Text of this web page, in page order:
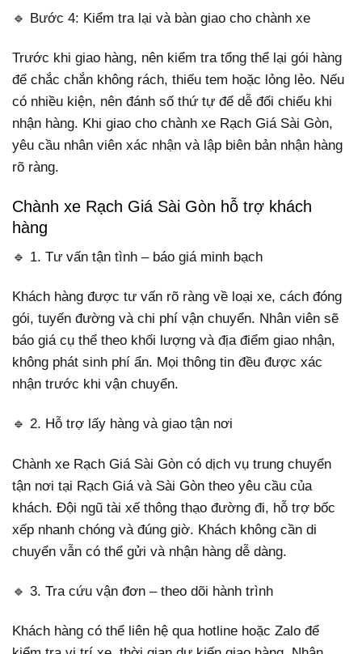
🔹 Bước 4: Kiểm tra lại và bàn giao cho chành xe
Trước khi giao hàng, nên kiểm tra tổng thể lại gói hàng
để chắc chắn không rách, thiếu tem hoặc lỏng lẻo. Nếu
có nhiều kiện, nên đánh số thứ tự để dễ đối chiếu khi
nhận hàng. Khi giao cho chành xe Rạch Giá Sài Gòn,
yêu cầu nhân viên xác nhận và lập biên bản nhận hàng
rõ ràng.
Chành xe Rạch Giá Sài Gòn hỗ trợ khách
hàng
🔹 1. Tư vấn tận tình – báo giá minh bạch
Khách hàng được tư vấn rõ ràng về loại xe, cách đóng
gói, tuyến đường và chi phí vận chuyển. Nhân viên sẽ
báo giá cụ thể theo khối lượng và địa điểm giao nhận,
không phát sinh phí ẩn. Mọi thông tin đều được xác
nhận trước khi vận chuyển.
🔹 2. Hỗ trợ lấy hàng và giao tận nơi
Chành xe Rạch Giá Sài Gòn có dịch vụ trung chuyển
tận nơi tại Rạch Giá và Sài Gòn theo yêu cầu của
khách. Đội ngũ tài xế thông thạo đường đi, hỗ trợ bốc
xếp nhanh chóng và đúng giờ. Khách không cần di
chuyển vẫn có thể gửi và nhận hàng dễ dàng.
🔹 3. Tra cứu vận đơn – theo dõi hành trình
Khách hàng có thể liên hệ qua hotline hoặc Zalo để